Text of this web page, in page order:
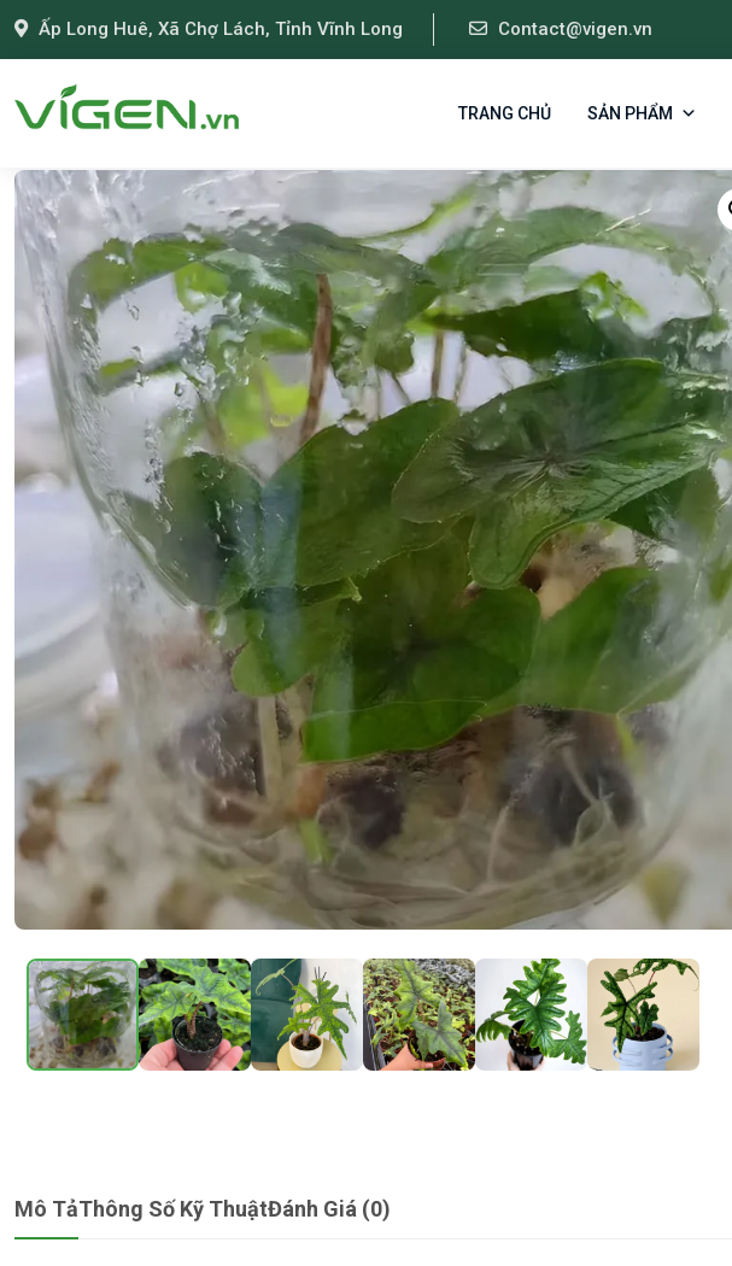
Ấp Long Huê, Xã Chợ Lách, Tỉnh Vĩnh Long Contact@vigen.vn
TRANG CHỦ SẢN PHẨM
Trang chủ Sản phẩm Alocasia Jacklyn Cấy Mô
Mô TảThông Số Kỹ ThuậtĐánh Giá (0)